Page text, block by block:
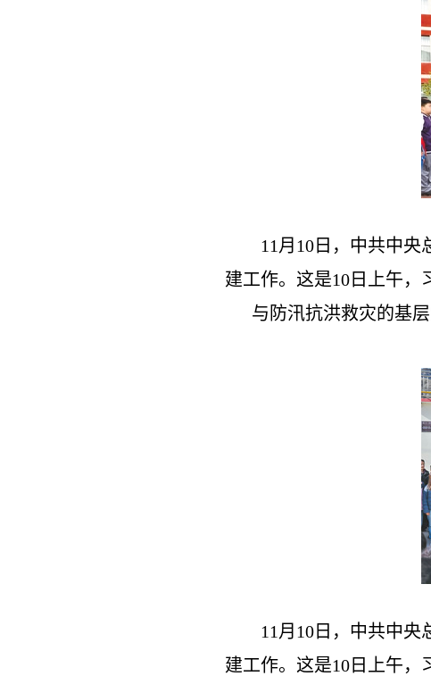
11月10日，中共中央总
建工作。这是10日上午
与防汛抗洪救灾的基
11月10日，中共中央总
建工作。这是10日上午，